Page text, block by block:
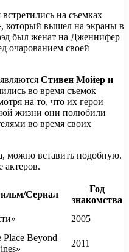
встретились на съемках
который вышел на экраны в
был женат на Дженнифер
очарованием своей
Стивен Мойер и
во время съемок
на то, что их герои
жизни они полюбили
во время своих
можно вставить подобную.
актеров.
Сериал
Год
знакомства
2005
Place Beyond
2011